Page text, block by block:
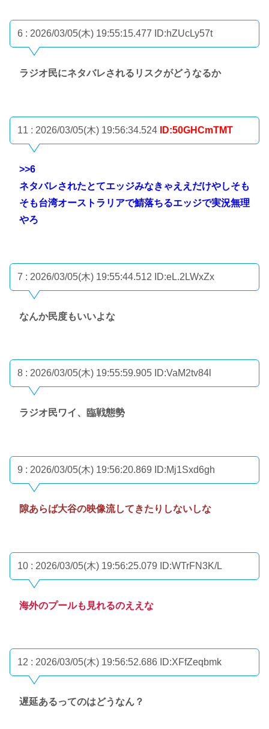
6 : 2026/03/05(木) 19:55:15.477 ID:hZUcLy57t
ラジオ民にネタバレされるリスクがどうなるか
11 : 2026/03/05(木) 19:56:34.524 ID:50GHCmTMT
>>6
ネタバレされたとてエッジみなきゃええだけやしそも
そも台湾オーストラリアで鯖落ちるエッジで実況無理
やろ
7 : 2026/03/05(木) 19:55:44.512 ID:eL.2LWxZx
なんか民度もいいよな
8 : 2026/03/05(木) 19:55:59.905 ID:VaM2tv84l
ラジオ民ワイ、臨戦態勢
9 : 2026/03/05(木) 19:56:20.869 ID:Mj1Sxd6gh
隙あらば大谷の映像流してきたりしないしな
10 : 2026/03/05(木) 19:56:25.079 ID:WTrFN3K/L
海外のプールも見れるのええな
12 : 2026/03/05(木) 19:56:52.686 ID:XFfZeqbmk
遅延あるってのはどうなん？